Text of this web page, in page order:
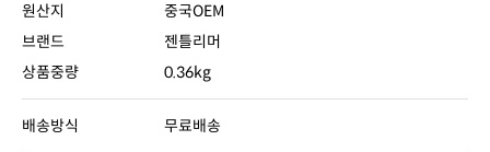
원산지
중국OEM
브랜드
젠틀리머
상품중량
0.36kg
배송방식 무료배송